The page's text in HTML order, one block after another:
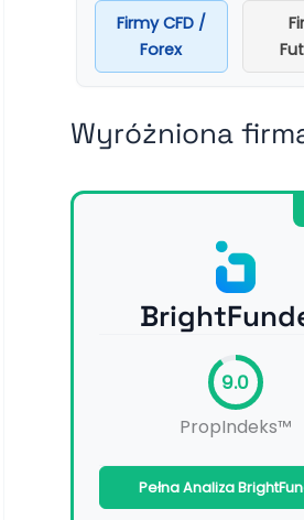
Firmy CFD /
Forex
Wyróżniona
9.0
PropIndeks™
Pełna Analiza